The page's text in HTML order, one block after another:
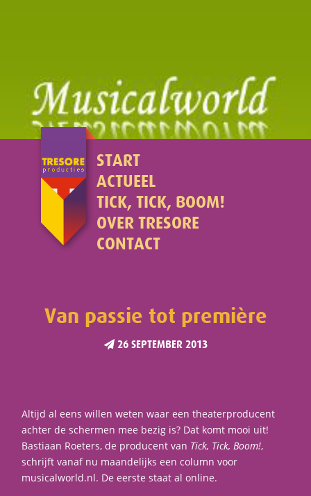
START
ACTUEEL
TICK, TICK, BOOM!
OVER TRESORE
CONTACT
Van passie tot première
26 SEPTEMBER 2013
Altijd al eens willen weten waar een theaterproducent
achter de schermen mee bezig is? Dat komt mooi uit!
Bastiaan Roeters, de producent van Tick, Tick, Boom!,
schrijft vanaf nu maandelijks een column voor
musicalworld.nl. De eerste staat al online.